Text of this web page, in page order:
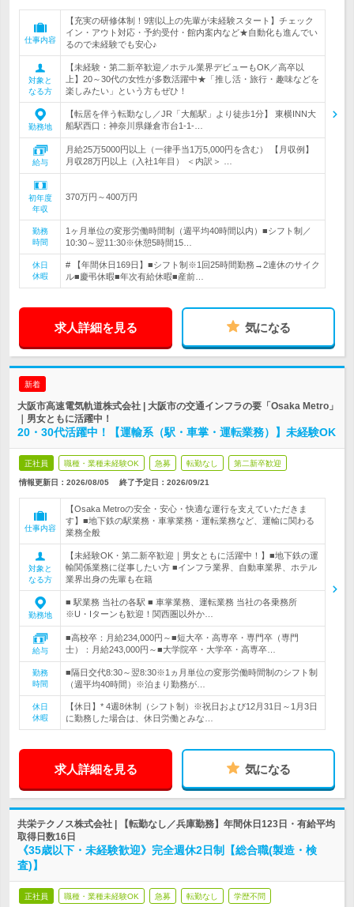
仕事内容
【充実の研修体制！9割以上の先輩が未経験スタート】チェック
イン・アウト対応・予約受付・館内案内など★自動化も進んでい
るので未経験でも安心♪
対象と
なる方
【未経験・第二新卒歓迎／ホテル業界デビューもOK／高卒以
上】20～30代の女性が多数活躍中★「推し活・旅行・趣味などを
楽しみたい」という方もぜひ！
勤務地
【転居を伴う転勤なし／JR「大船駅」より徒歩1分】 東横INN大
船駅西口：神奈川県鎌倉市台1-1-…
給与
月給25万5000円以上（一律手当1万5,000円を含む） 【月収例】
月収28万円以上（入社1年目） ＜内訳＞ …
初年度
年収
370万円～400万円
勤務
時間
1ヶ月単位の変形労働時間制（週平均40時間以内）■シフト制／
10:30～翌11:30※休憩5時間15…
休日
休暇
# 【年間休日169日】■シフト制※1回25時間勤務→2連休のサイク
ル■慶弔休暇■年次有給休暇■産前…
求人詳細を見る 気になる
新着
大阪市高速電気軌道株式会社 | 大阪市の交通インフラの要「Osaka Metro」
｜男女ともに活躍中！
20・30代活躍中！【運輸系（駅・車掌・運転業務）】未経験OK
正社員 職種・業種未経験OK 急募 転勤なし 第二新卒歓迎
情報更新日：2026/08/05 終了予定日： 2026/09/21
仕事内容
【Osaka Metroの安全・安心・快適な運行を支えていただきま
す】■地下鉄の駅業務・車掌業務・運転業務など、運輸に関わる
業務全般
対象と
なる方
【未経験OK・第二新卒歓迎｜男女ともに活躍中！】■地下鉄の運
輸関係業務に従事したい方 ■インフラ業界、自動車業界、ホテル
業界出身の先輩も在籍
勤務地
■ 駅業務 当社の各駅 ■ 車掌業務、運転業務 当社の各乗務所
※U・Iターンも歓迎！関西圏以外か…
給与
■高校卒：月給234,000円～■短大卒・高専卒・専門卒（専門
士）：月給243,000円～■大学院卒・大学卒・高専卒…
勤務
時間
■隔日交代8:30～翌8:30※1ヵ月単位の変形労働時間制のシフト制
（週平均40時間）※泊まり勤務が…
休日
休暇
【休日】* 4週8休制（シフト制）※祝日および12月31日～1月3日
に勤務した場合は、休日労働とみな…
求人詳細を見る 気になる
共栄テクノス株式会社 | 【転勤なし／兵庫勤務】年間休日123日・有給平均
取得日数16日
《35歳以下・未経験歓迎》完全週休2日制【総合職(製造・検
査)】
正社員 職種・業種未経験OK 急募 転勤なし 学歴不問